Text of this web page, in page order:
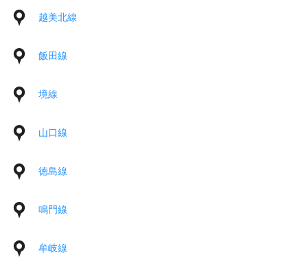
越美北線
飯田線
境線
山口線
徳島線
鳴門線
牟岐線